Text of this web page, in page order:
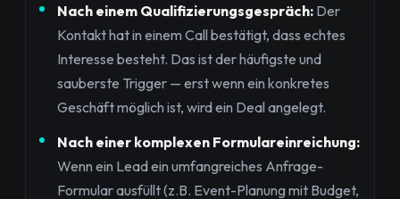
Nach einem Qualifizierungsgespräch: Der
Kontakt hat in einem Call bestätigt, dass echtes
Interesse besteht. Das ist der häufigste und
sauberste Trigger — erst wenn ein konkretes
Geschäft möglich ist, wird ein Deal angelegt.
Nach einer komplexen Formulareinreichung:
Wenn ein Lead ein umfangreiches Anfrage-
Formular ausfüllt (z.B. Event-Planung mit Budget,